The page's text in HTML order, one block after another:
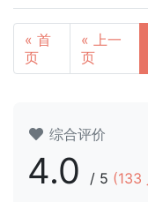
« 首
页
« 上一
页
综合评价
4.0 / 5 (133